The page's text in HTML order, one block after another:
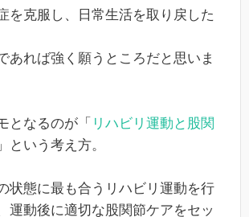
を克服し、日常生活を取り戻した
あれば強く願うところだと思いま
となるのが「 リハビリ運動と股関
」という考え方。
状態に最も合うリハビリ運動を行
運動後に適切な股関節ケアをセッ